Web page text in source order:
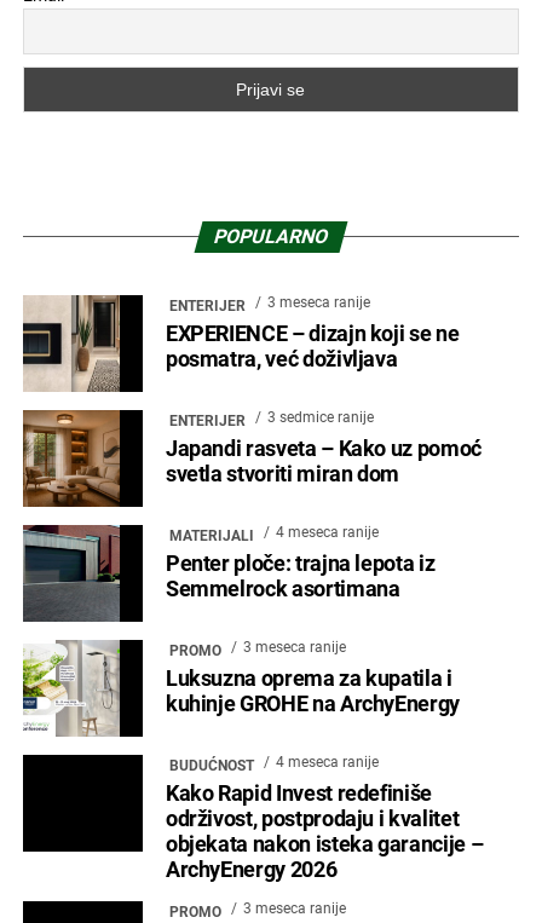
POPULARNO
ENTERIJER 3 meseca ranije
EXPERIENCE – dizajn koji se ne
posmatra, već doživljava
ENTERIJER 3 sedmice ranije
Japandi rasveta – Kako uz pomoć
svetla stvoriti miran dom
MATERIJALI 4 meseca ranije
Penter ploče: trajna lepota iz
Semmelrock asortimana
PROMO 3 meseca ranije
Luksuzna oprema za kupatila i
kuhinje GROHE na ArchyEnergy
BUDUĆNOST 4 meseca ranije
Kako Rapid Invest redefiniše
održivost, postprodaju i kvalitet
objekata nakon isteka garancije –
ArchyEnergy 2026
PROMO 3 meseca ranije